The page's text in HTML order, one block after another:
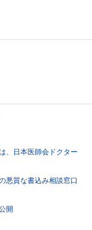
、日本医師会ドクター
悪質な書込み相談窓口
開